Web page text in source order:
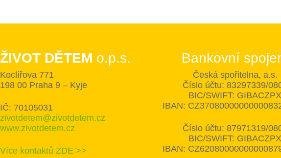
ŽIVOT DĚTEM o.p.s.
Koclířova 771
198 00 Praha 9 – Kyje
IČ: 70105031
zivotdetem@zivotdetem.cz
www.zivotdetem.cz
Více kontaktů ZDE >>
Bankovní
Česká spořitelna, a.s.
Číslo účtu: 83297339/
BIC/SWIFT: GIBACZPX
IBAN:
Číslo účtu: 87971319/
BIC/SWIFT: GIBACZPX
IBAN: